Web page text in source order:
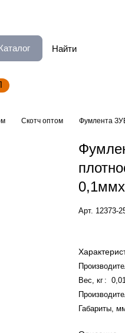
Скотч оптом Фумлента
Арт. 12373-
Вес, кг :
Габариты,